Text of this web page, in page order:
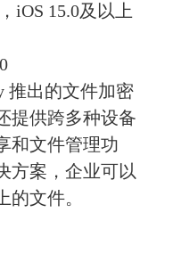
iOS 15.0及以上
推出的文件加密
提供跨多种设备
和文件管理功
方案，企业可以
文件。